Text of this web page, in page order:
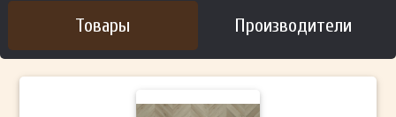
Товары Производители